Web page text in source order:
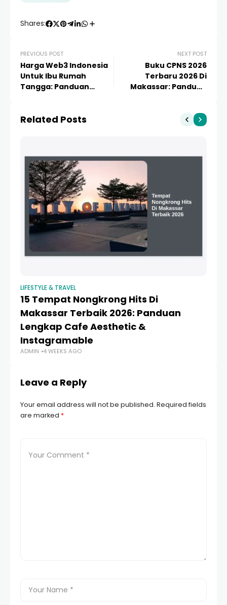
Shares:
PREVIOUS POST
Harga Web3 Indonesia
Untuk Ibu Rumah
Tangga: Panduan
NEXT POST
Buku CPNS 2026
Terbaru 2026 Di
Makassar: Panduan
Related Posts
LIFESTYLE & TRAVEL
15 Tempat Nongkrong Hits Di
Makassar Terbaik 2026: Panduan
Lengkap Cafe Aesthetic &
Instagramable
ADMIN 4 WEEKS AGO
Leave a Reply
Your email address will not be published. Required fields
are marked *